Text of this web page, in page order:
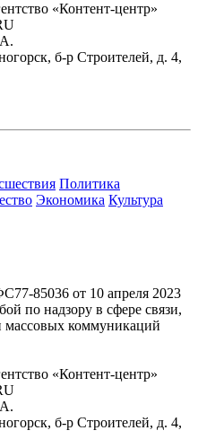
«Контент-центр»
б-р Строителей, д. 4,
Политика
Экономика Культура
85036 от 10 апреля 2023
по надзору в сфере связи,
коммуникаций
«Контент-центр»
б-р Строителей, д. 4,